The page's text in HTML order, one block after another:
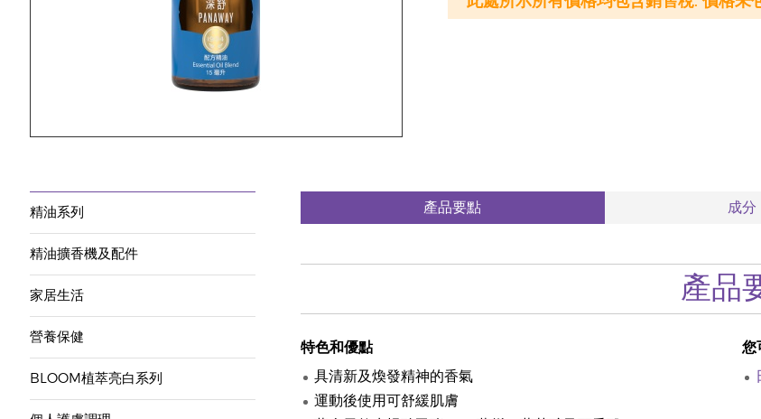
精油系列
精油擴香機及配件
家居生活
營養保健
BLOOM植萃亮白系列
產品要點 成分
產品
特色和優點
具清新及煥發精神的香氣
運動後使用可舒緩肌膚
您